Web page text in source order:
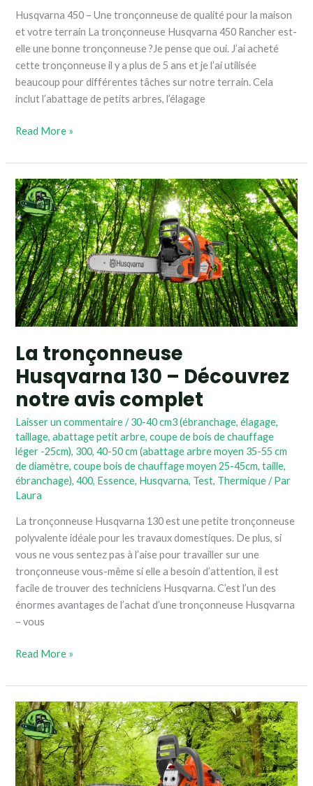
Husqvarna 450 – Une tronçonneuse de qualité pour la maison
et votre terrain La tronçonneuse Husqvarna 450 Rancher est-
elle une bonne tronçonneuse ?Je pense que oui. J’ai acheté
cette tronçonneuse il y a plus de 5 ans et je l’ai utilisée
beaucoup pour différentes tâches sur notre terrain. Cela
inclut l’abattage de petits arbres, l’élagage
Read More »
La tronçonneuse
Husqvarna 130 – Découvrez
notre avis complet
Laisser un commentaire /30-40 cm3 (ébranchage, élagage,
taillage, abattage petit arbre, coupe de bois de chauffage
léger -25cm), 300,40-50 cm (abattage arbre moyen 35-55 cm
de diamètre, coupe bois de chauffage moyen 25-45cm, taille,
ébranchage),400, Essence, Husqvarna, Test, Thermique/ Par
Laura
La tronçonneuse Husqvarna 130 est une petite tronçonneuse
polyvalente idéale pour les travaux domestiques. De plus, si
vous ne vous sentez pas à l’aise pour travailler sur une
tronçonneuse vous-même si elle a besoin d’attention, il est
facile de trouver des techniciens Husqvarna. C’est l’un des
énormes avantages de l’achat d’une tronçonneuse Husqvarna
– vous
La
tronçonneuse
Husqvarna
130
–
Découvrez
notre
avis
complet
Read More »
Husqvarna
135
Mark
II
: